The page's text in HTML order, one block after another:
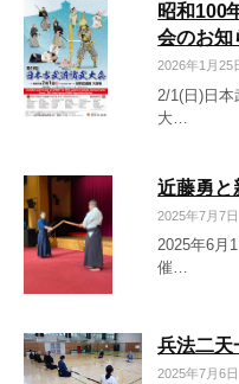
昭和100
会のお知
2026年1月25
2/1(日)日
大…
近藤勇
2025年7月7日
2025年6月
催…
兵法二天
2025年7月6日